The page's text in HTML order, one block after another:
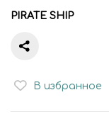
PIRATE SHIP
В избранное